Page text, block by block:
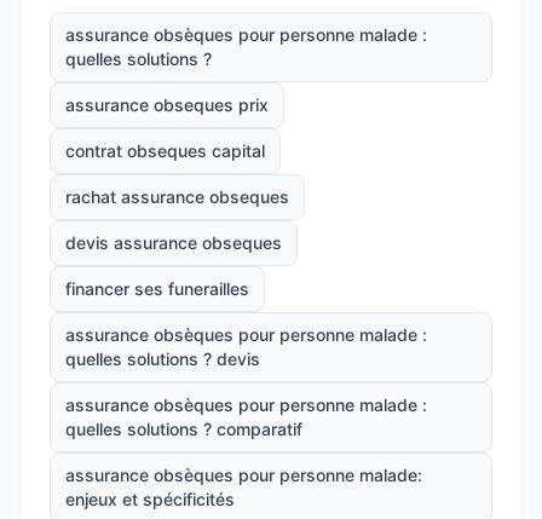
assurance obsèques pour personne malade :
quelles solutions ?
assurance obseques prix
contrat obseques capital
rachat assurance obseques
devis assurance obseques
financer ses funerailles
assurance obsèques pour personne malade :
quelles solutions ? devis
assurance obsèques pour personne malade :
quelles solutions ? comparatif
assurance obsèques pour personne malade:
enjeux et spécificités